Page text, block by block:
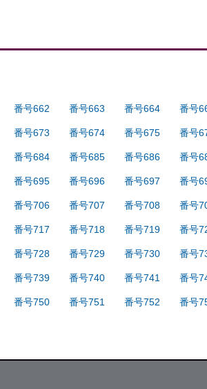
番号662 番号663 番号664 番号
番号673 番号674 番号675 番号
番号684 番号685 番号686 番号
番号695 番号696 番号697 番号
番号706 番号707 番号708 番号
番号717 番号718 番号719 番号
番号728 番号729 番号730 番号
番号739 番号740 番号741 番号
番号750 番号751 番号752 番号